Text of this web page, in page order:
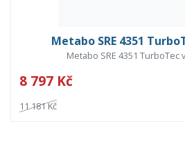
Metabo SRE 4351
Metabo SRE 4351 TurboTec
8 797 Kč
11 181 Kč